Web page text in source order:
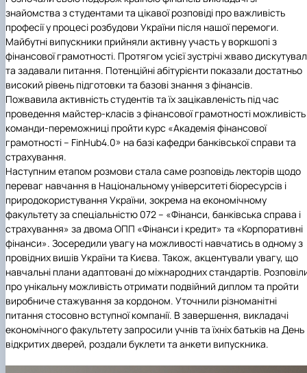
знайомства з студентами та цікавої розповіді про важливість
професії у процесі розбудови України після нашої перемоги.
Майбутні випускники прийняли активну участь у воркшопі з
фінансової грамотності. Протягом усієї зустрічі жваво
та задавали питання. Потенційні абітурієнти показали достатньо
високий рівень підготовки та базові знання з фінансів.
Пожвавила активність студентів та їх зацікавленість під час
проведення майстер-класів з фінансової грамотності можливість
команди-переможниці пройти курс «Академія фінансової
грамотності – FinHub4.0» на базі кафедри банківської справи та
страхування.
Наступним етапом розмови стала саме розповідь лекторів щодо
переваг навчання в Національному університеті біоресурсів і
природокористування України, зокрема на економічному
факультету за спеціальністю 072 – «Фінанси, банківська справа і
страхування» за двома ОПП «Фінанси і кредит» та «Корпоративні
фінанси». Зосередили увагу на можливості навчатись в одному з
провідних вишів України та Києва. Також, акцентували увагу, що
навчальні плани адаптовані до міжнародних стандартів.
про унікальну можливість отримати подвійний диплом та пройти
виробниче стажування за кордоном. Уточнили різноманітні
питання стосовно вступної компанії. В завершення, викладачі
економічного факультету запросили учнів та їхніх батьків на День
відкритих дверей, роздали буклети та анкети випускника.